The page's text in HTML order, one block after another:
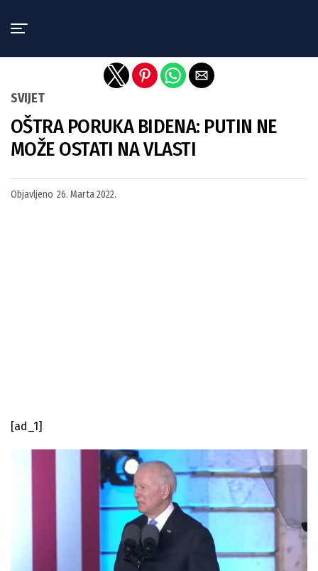
SVIJET
OŠTRA PORUKA BIDENA: PUTIN NE
MOŽE OSTATI NA VLASTI
Objavljeno 26. Marta 2022.
[ad_1]